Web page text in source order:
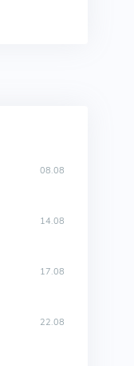
08.08
14.08
17.08
22.08